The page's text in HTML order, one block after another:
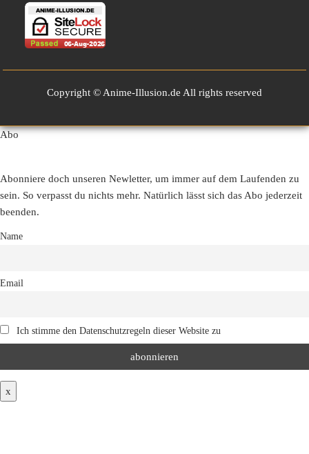
Copyright © Anime-Illusion.de All rights reserved
Abo
Abonniere doch unseren Newletter, um immer auf dem Laufenden zu
sein. So verpasst du nichts mehr. Natürlich lässt sich das Abo jederzeit
beenden.
Name
Email
Ich stimme den Datenschutzregeln dieser Website zu
x